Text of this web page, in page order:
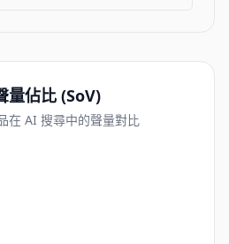
量佔比 (SoV)
在 AI 搜尋中的聲量對比